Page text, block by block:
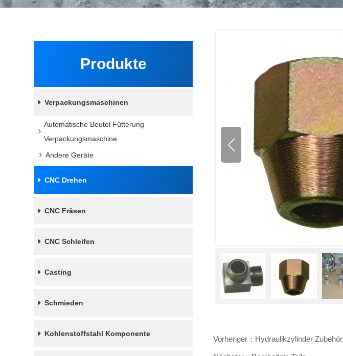
Produkte
Verpackungsmaschinen
Automatische Beutel Fütterung
Verpackungsmaschine
Andere Geräte
CNC Drehen
CNC Fräsen
CNC Schleifen
Casting
Schmieden
Kohlenstoffstahl Komponente
Vorheriger：Hydraulikzylinder Zubehör